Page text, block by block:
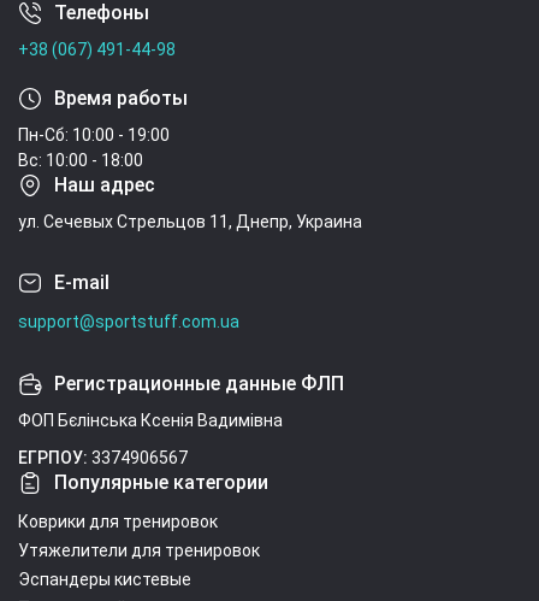
Условия соглашения
Телефоны
+38 (067) 491-44-98
Время работы
Пн-Сб: 10:00 - 19:00
Вс: 10:00 - 18:00
Наш адрес
ул. Сечевых Стрельцов 11, Днепр, Украина
E-mail
support@sportstuff.com.ua
Регистрационные данные ФЛП
ФОП Бєлінська Ксенія Вадимівна
ЕГРПОУ: 3374906567
Популярные категории
Коврики для тренировок
Утяжелители для тренировок
Эспандеры кистевые